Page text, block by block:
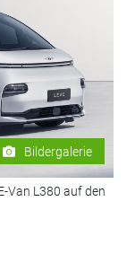
Bildergalerie
Van L380 auf den